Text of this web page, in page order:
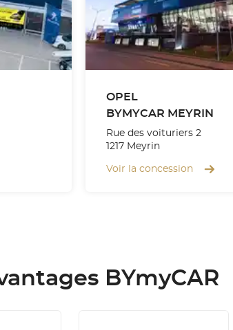
OPEL
BYMYCAR MEYRIN
Rue des voituriers 2
1217 Meyrin
Voir la concession
BYmyCAR